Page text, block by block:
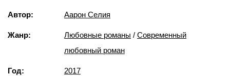
Автор: Аарон Селия
Жанр: Любовные романы / Современный
любовный роман
Год: 2017